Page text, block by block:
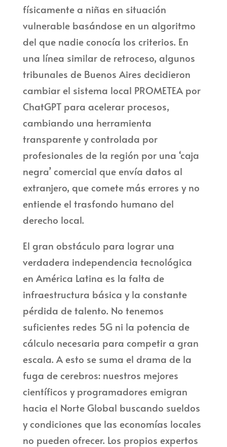
físicamente a niñas en situación
vulnerable basándose en un algoritmo
del que nadie conocía los criterios. En
una línea similar de retroceso, algunos
tribunales de Buenos Aires decidieron
cambiar el sistema local PROMETEA por
ChatGPT para acelerar procesos,
cambiando una herramienta
transparente y controlada por
profesionales de la región por una ‘caja
negra’ comercial que envía datos al
extranjero, que comete más errores y no
entiende el trasfondo humano del
derecho local.
El gran obstáculo para lograr una
verdadera independencia tecnológica
en América Latina es la falta de
infraestructura básica y la constante
pérdida de talento. No tenemos
suficientes redes 5G ni la potencia de
cálculo necesaria para competir a gran
escala. A esto se suma el drama de la
fuga de cerebros: nuestros mejores
científicos y programadores emigran
hacia el Norte Global buscando sueldos
y condiciones que las economías locales
no pueden ofrecer. Los propios expertos